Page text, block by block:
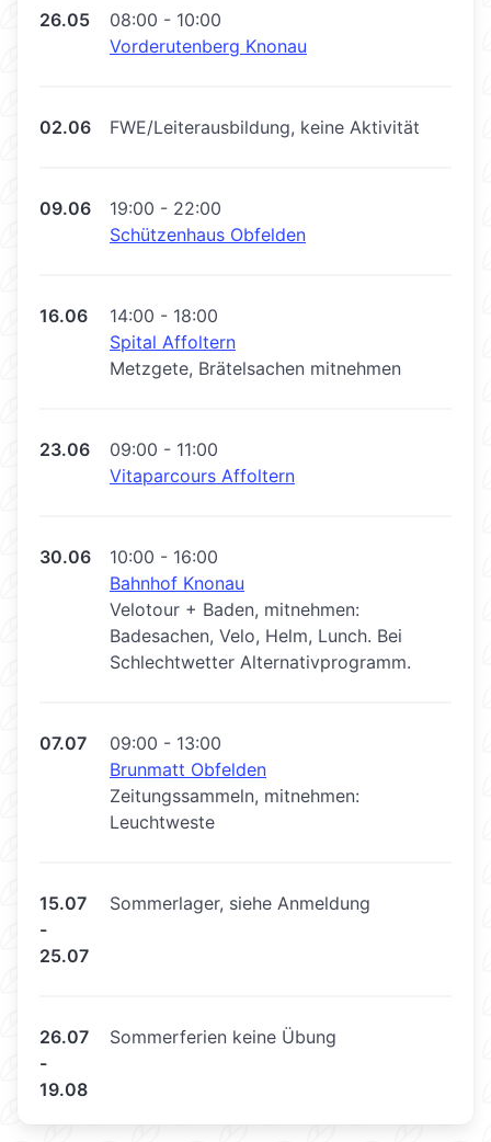
26.05
08:00 - 10:00
Vorderutenberg Knonau
02.06 FWE/Leiterausbildung, keine Aktivität
09.06
19:00 - 22:00
Schützenhaus Obfelden
16.06
14:00 - 18:00
Spital Affoltern
Metzgete, Brätelsachen mitnehmen
23.06
09:00 - 11:00
Vitaparcours Affoltern
30.06
10:00 - 16:00
Bahnhof Knonau
Velotour + Baden, mitnehmen:
Badesachen, Velo, Helm, Lunch. Bei
Schlechtwetter Alternativprogramm.
07.07
09:00 - 13:00
Brunmatt Obfelden
Zeitungssammeln, mitnehmen:
Leuchtweste
15.07
-
25.07
Sommerlager, siehe Anmeldung
26.07
-
19.08
Sommerferien keine Übung